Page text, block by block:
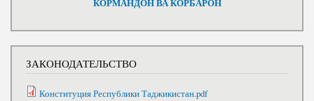
ЗАКОНОДАТЕЛЬСТВО
Конституция Республики Таджикистан.pdf